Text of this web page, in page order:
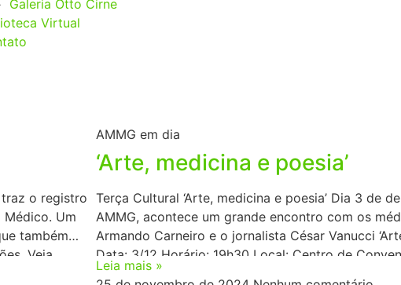
Galeria Otto Cirne
Virtual
o registro
Médico. Um
também
Veja
AMMG em dia
‘Arte, medicina e poesia’
Terça Cultural ‘Arte, medicina e poesia’ Dia 3 de
AMMG, acontece um grande encontro com os
Armando Carneiro e o jornalista César Vanucci
Data: 3/12 Horário: 19h30 Local: Centro de
AMMG (Auditório Borges da Costa). Avenida João
Leia mais »